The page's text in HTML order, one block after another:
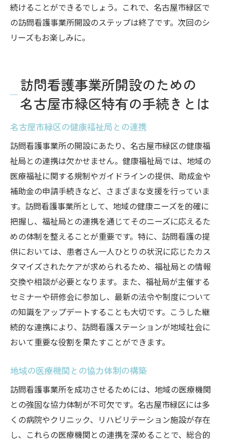
続けることができるでしょう。これで、名古屋市緑区で
の訪問看護事業所開設のステップは終了です。次回のシ
リーズもお楽しみに。
訪問看護事業所開設のための
名古屋市緑区特有の手続きとは
名古屋市緑区の健康福祉局との連携
訪問看護事業所の開設にあたり、名古屋市緑区の健康福
祉局との連携は欠かせません。健康福祉局では、地域の
医療福祉に関する規制やガイドラインの提供、助成金や
補助金の申請手続きなど、さまざまな支援を行っていま
す。訪問看護事業所として、地域の健康ニーズを的確に
把握し、福祉局との連携を通じてそのニーズに応えるた
めの体制を整えることが重要です。特に、訪問看護の提
供においては、患者さん一人ひとりの状況に応じたカス
タマイズされたケアが求められるため、福祉局との情報
交換や相談が必要となります。また、福祉局が主催する
セミナーや研修会に参加し、最新の法令や制度について
の知識をアップデートすることも大切です。こうした継
続的な連携により、訪問看護ステーションが地域社会に
おいて重要な役割を果たすことができます。
地域の医療機関との協力体制の構築
訪問看護事業所を成功させるためには、地域の医療機関
との強固な協力体制が不可欠です。名古屋市緑区には多
くの病院やクリニック、リハビリテーション施設が存在
し、これらの医療機関との連携を深めることで、総合的